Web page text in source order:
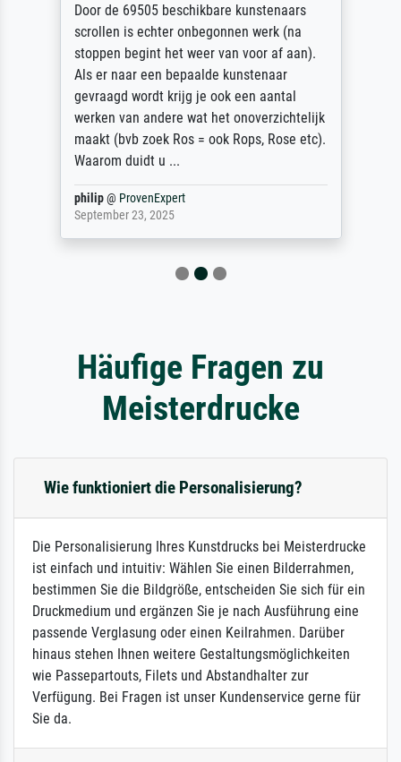
Door de 69505 beschikbare kunstenaars
scrollen is echter onbegonnen werk (na
stoppen begint het weer van voor af aan).
Als er naar een bepaalde kunstenaar
gevraagd wordt krijg je ook een aantal
werken van andere wat het onoverzichtelijk
maakt (bvb zoek Ros = ook Rops, Rose etc).
Waarom duidt u ...
philip@ ProvenExpert
September 23, 2025
Häufige Fragen zu
Meisterdrucke
Wie funktioniert die Personalisierung?
Die Personalisierung Ihres Kunstdrucks bei Meisterdrucke
ist einfach und intuitiv: Wählen Sie einen Bilderrahmen,
bestimmen Sie die Bildgröße, entscheiden Sie sich für ein
Druckmedium und ergänzen Sie je nach Ausführung eine
passende Verglasung oder einen Keilrahmen. Darüber
hinaus stehen Ihnen weitere Gestaltungsmöglichkeiten
wie Passepartouts, Filets und Abstandhalter zur
Verfügung. Bei Fragen ist unser Kundenservice gerne für
Sie da.